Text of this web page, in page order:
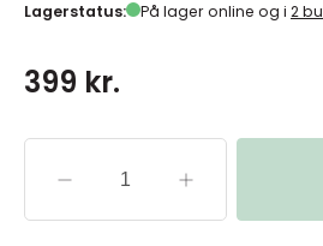
Lagerstatus: På lager online og i 2
399 kr.